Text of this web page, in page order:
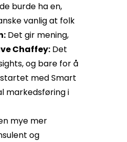
burde ha en,
vanlig at folk
Det gir mening,
Chaffey: Det
og bare for å
med Smart
markedsføring i
mye mer
og